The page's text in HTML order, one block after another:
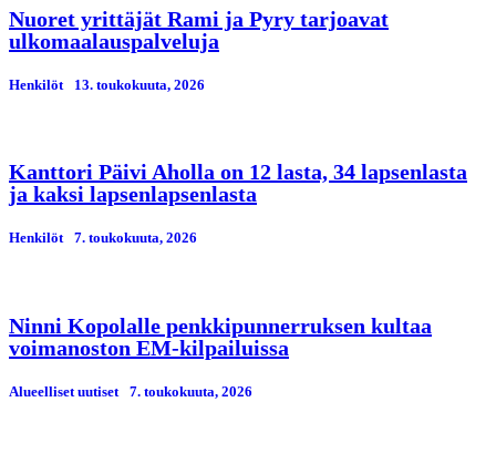
Nuoret yrittäjät Rami ja Pyry tarjoavat
ulkomaalauspalveluja
Henkilöt 13. toukokuuta, 2026
Kanttori Päivi Aholla on 12 lasta, 34 lapsenlasta
ja kaksi lapsenlapsenlasta
Henkilöt 7. toukokuuta, 2026
Ninni Kopolalle penkkipunnerruksen kultaa
voimanoston EM-kilpailuissa
Alueelliset uutiset 7. toukokuuta, 2026